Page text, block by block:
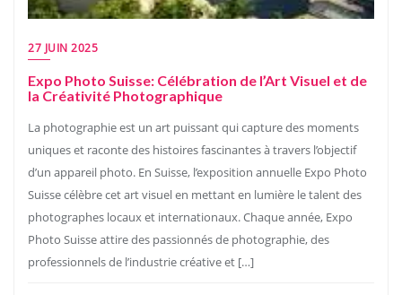
27 JUIN 2025
Expo Photo Suisse: Célébration de l’Art Visuel et de
la Créativité Photographique
La photographie est un art puissant qui capture des moments
uniques et raconte des histoires fascinantes à travers l’objectif
d’un appareil photo. En Suisse, l’exposition annuelle Expo Photo
Suisse célèbre cet art visuel en mettant en lumière le talent des
photographes locaux et internationaux. Chaque année, Expo
Photo Suisse attire des passionnés de photographie, des
professionnels de l’industrie créative et […]